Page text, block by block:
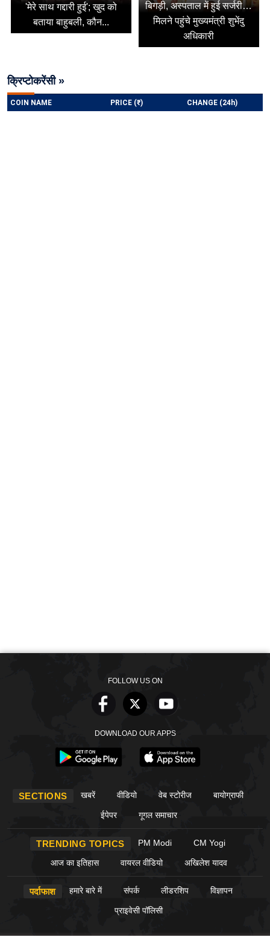
'मेरे साथ गद्दारी हुई'; खुद को
बताया बाहुबली, कौन...
बिगड़ी, अस्पताल में हुई सर्जरी…
मिलने पहुंचे मुख्यमंत्री शुभेंदु
अधिकारी
क्रिप्टोकरेंसी »
FOLLOW US ON
DOWNLOAD OUR APPS
SECTIONS खबरें वीडियो वेब स्टोरीज बायोग्राफी
ईपेपर गूगल समाचार
TRENDING TOPICS PM Modi CM Yogi
आज का इतिहास वायरल वीडियो अखिलेश यादव
पर्दाफाश हमारे बारे में संपर्क लीडरशिप विज्ञापन
प्राइवेसी पॉलिसी